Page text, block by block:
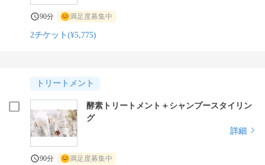
90分 満足度募集中
2チケット(¥5,775)
トリートメント
酵素トリートメント＋シャンプースタイリン
グ
詳細
90分 満足度募集中